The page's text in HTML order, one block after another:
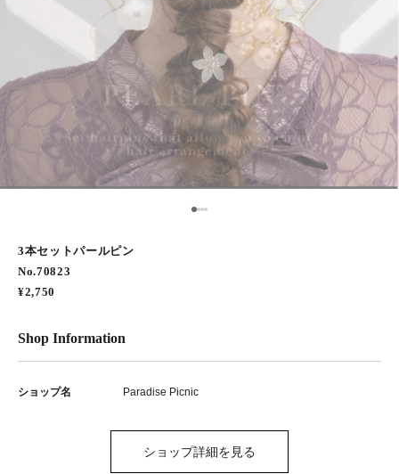
123
3本セットパールピン
No.70823
¥2,750
Shop Information
ショップ名 Paradise Picnic
ショップ詳細を見る